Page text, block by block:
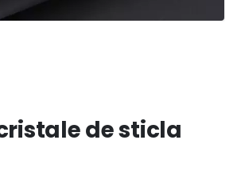
de sticla